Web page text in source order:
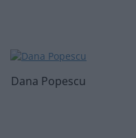
Dana Popescu